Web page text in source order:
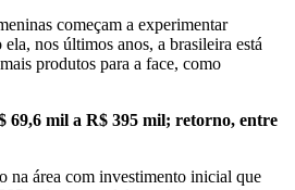
começam a experimentar
nos últimos anos, a brasileira está
produtos para a face, como
69,6 mil a R$ 395 mil; retorno, entre
na área com investimento inicial que